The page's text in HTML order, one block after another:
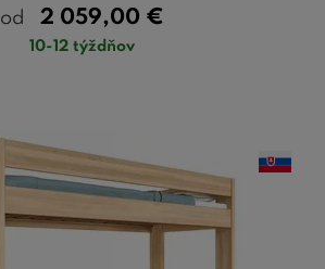
od 2 059,00 €
10-12 týždňov